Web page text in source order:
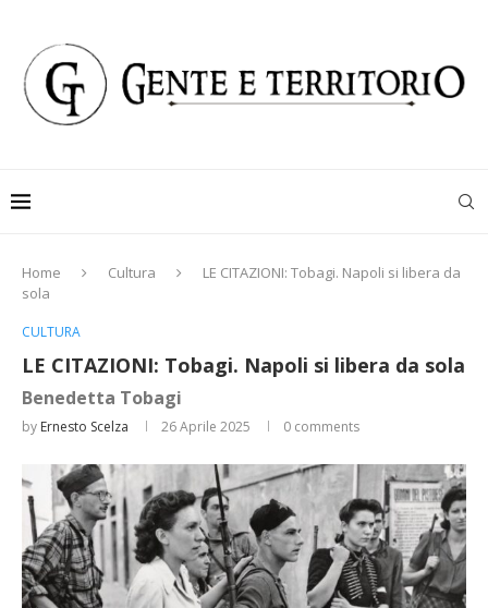
Home Cultura
LE CITAZIONI: Tobagi. Napoli si libera da
sola
CULTURA
LE CITAZIONI: Tobagi. Napoli si libera da sola
Benedetta Tobagi
by Ernesto Scelza 26 Aprile 2025 0 comments